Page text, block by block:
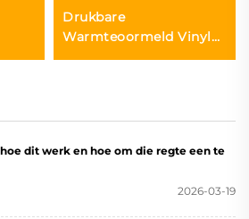
Drukbare
Warmteoormeld Vinyl
vir Inkjet Drukker
dit werk en hoe om die regte een te
2026-03-19